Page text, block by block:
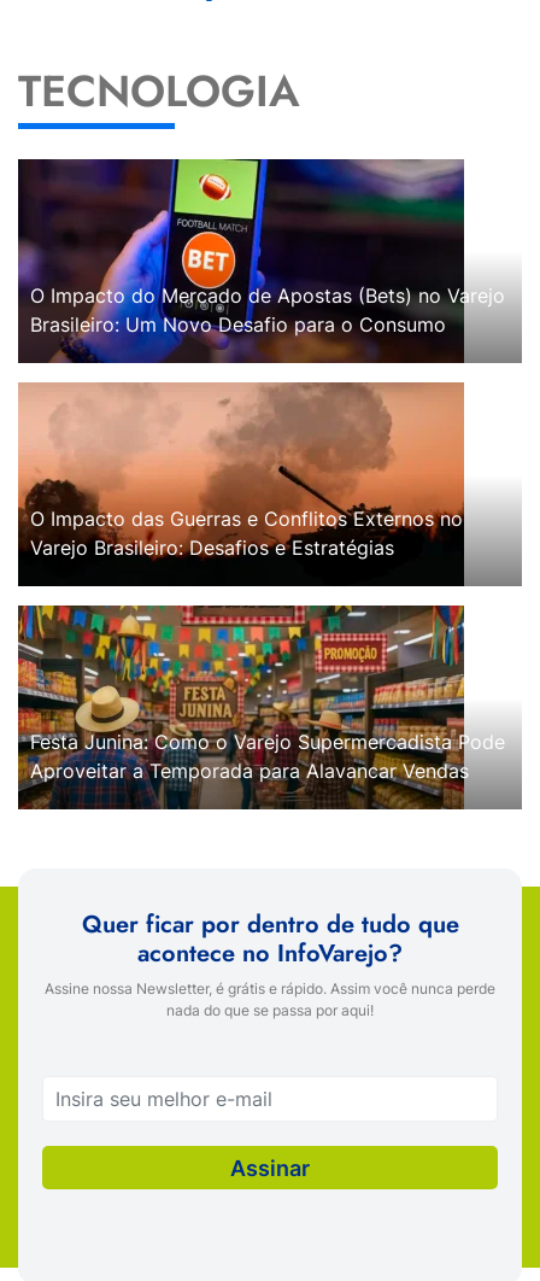
TECNOLOGIA
O Impacto do Mercado de Apostas (Bets) no Varejo
Brasileiro: Um Novo Desafio para o Consumo
O Impacto das Guerras e Conflitos Externos no
Varejo Brasileiro: Desafios e Estratégias
Festa Junina: Como o Varejo Supermercadista Pode
Aproveitar a Temporada para Alavancar Vendas
Quer ficar por dentro de tudo que
acontece no InfoVarejo?
Assine nossa Newsletter, é grátis e rápido. Assim você nunca perde
nada do que se passa por aqui!